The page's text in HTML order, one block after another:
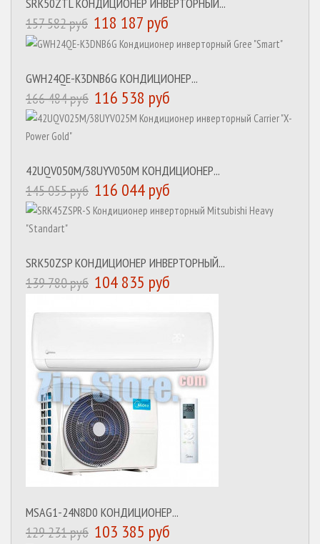
157 582 руб 118 187 руб
GWH24QE-K3DNB6G КОНДИЦИОНЕР...
166 484 руб 116 538 руб
42UQV050M/38UYV050M КОНДИЦИОНЕР...
145 055 руб 116 044 руб
SRK50ZSP КОНДИЦИОНЕР ИНВЕРТОРНЫЙ...
139 780 руб 104 835 руб
MSAG1-24N8D0 КОНДИЦИОНЕР...
129 231 руб 103 385 руб